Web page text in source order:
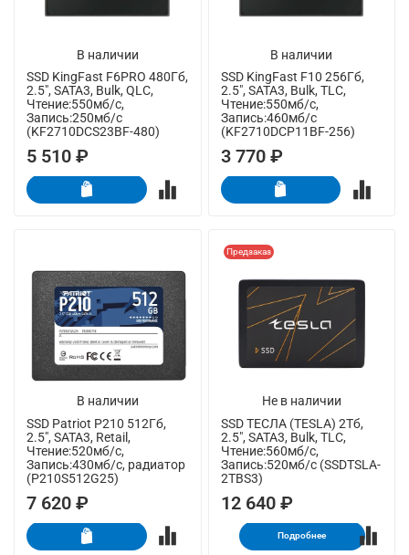
В наличии
SSD KingFast F6PRO 480Гб,
2.5", SATA3, Bulk, QLC,
Чтение:550мб/с,
Запись:250мб/с
(KF2710DCS23BF-480)
5 510 ₽
В наличии
SSD KingFast F10 256Гб,
2.5", SATA3, Bulk, TLC,
Чтение:550мб/с,
Запись:460мб/с
(KF2710DCP11BF-256)
3 770 ₽
В наличии
SSD Patriot P210 512Гб,
2.5", SATA3, Retail,
Чтение:520мб/с,
Запись:430мб/с, радиатор
(P210S512G25)
7 620 ₽
Не в наличии
Предзаказ
SSD ТЕСЛА (TESLA) 2Тб,
2.5", SATA3, Bulk, TLC,
Чтение:560мб/с,
Запись:520мб/с (SSDTSLA-
2TBS3)
12 640 ₽
Подробнее